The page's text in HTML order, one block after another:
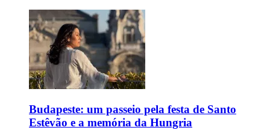
Budapeste: um passeio pela festa de Santo
Estêvão e a memória da Hungria